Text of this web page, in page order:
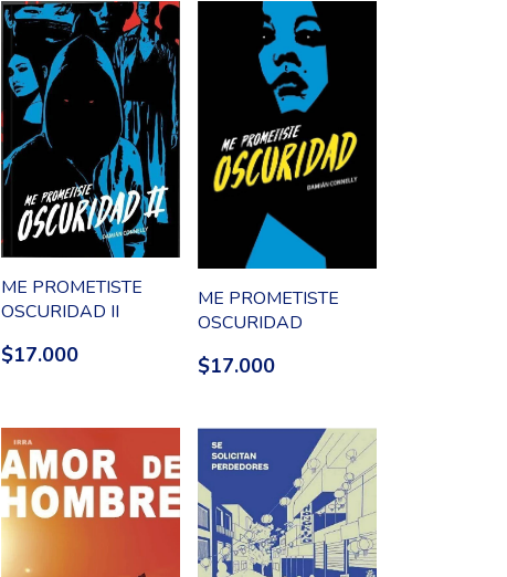
ME PROMETISTE
OSCURIDAD II
$17.000
ME PROMETISTE
OSCURIDAD
$17.000